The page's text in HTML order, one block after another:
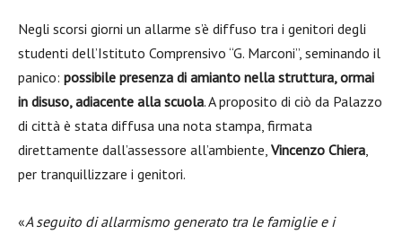
Negli scorsi giorni un allarme s’è diffuso tra i genitori degli
studenti dell’Istituto Comprensivo “G. Marconi”, seminando il
panico: possibile presenza di amianto nella struttura, ormai
in disuso, adiacente alla scuola. A proposito di ciò da Palazzo
di città è stata diffusa una nota stampa, firmata
direttamente dall’assessore all’ambiente, Vincenzo Chiera,
per tranquillizzare i genitori.
«A seguito di allarmismo generato tra le famiglie e i